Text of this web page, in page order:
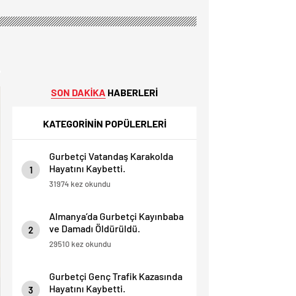
SON DAKİKA HABERLERİ
KATEGORİNİN POPÜLERLERİ
1
Gurbetçi Vatandaş Karakolda
Hayatını Kaybetti.
31974 kez okundu
2
Almanya’da Gurbetçi Kayınbaba
ve Damadı Öldürüldü.
29510 kez okundu
3
Gurbetçi Genç Trafik Kazasında
Hayatını Kaybetti.